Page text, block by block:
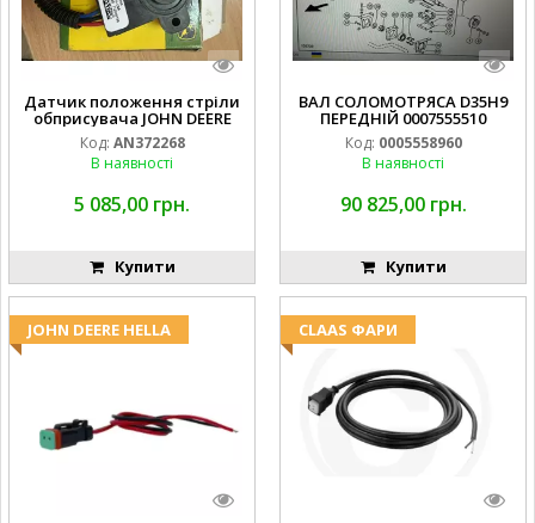
Датчик положення стріли
обприсувача JOHN DEERE
Код: AN372268
В наявності
5 085,00 грн.
Купити
ВАЛ СОЛОМОТРЯСА D35H9
ПЕРЕДНІЙ 0007555510
Код: 0005558960
В наявності
90 825,00 грн.
Купити
JOHN DEERE HELLA CLAAS ФАРИ